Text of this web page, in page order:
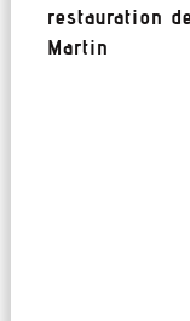
restauration
Martin